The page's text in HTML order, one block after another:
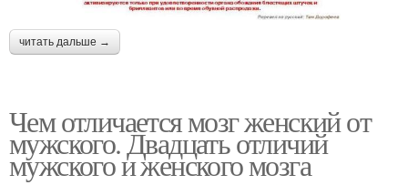
читать дальше →
Чем отличается мозг женский от
мужского. Двадцать отличий
мужского и женского мозга